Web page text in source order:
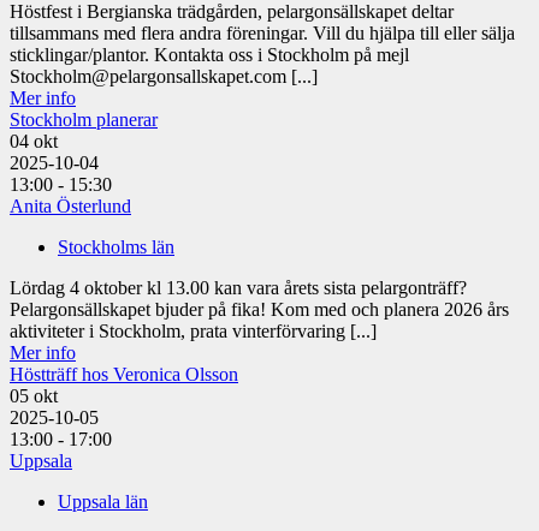
Höstfest i Bergianska trädgården, pelargonsällskapet deltar
tillsammans med flera andra föreningar. Vill du hjälpa till eller sälja
sticklingar/plantor. Kontakta oss i Stockholm på mejl
Stockholm@pelargonsallskapet.com [...]
Mer info
Stockholm planerar
04 okt
2025-10-04
13:00 - 15:30
Anita Österlund
Stockholms län
Lördag 4 oktober kl 13.00 kan vara årets sista pelargonträff?
Pelargonsällskapet bjuder på fika! Kom med och planera 2026 års
aktiviteter i Stockholm, prata vinterförvaring [...]
Mer info
Höstträff hos Veronica Olsson
05 okt
2025-10-05
13:00 - 17:00
Uppsala
Uppsala län